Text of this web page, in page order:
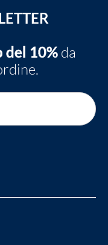
del 10% da